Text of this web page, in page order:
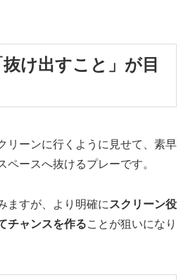
け出すこと」が目
リーンに行くように見せて、素早
ペースへ抜けるプレーです。
ますが、より明確に スクリーン役
チャンスを作ることが狙いになり